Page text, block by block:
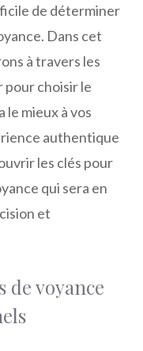
de déterminer
Dans cet
à travers les
choisir le
mieux à vos
authentique
les clés pour
qui sera en
et
de voyance